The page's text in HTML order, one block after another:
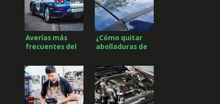
Averías más
frecuentes del
frenado de
vehículos
¿Cómo quitar
abolladuras de
automóvil?